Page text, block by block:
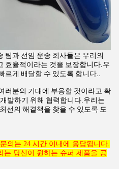
팀과 선임 운송 회사들은 우리의
효율적이라는 것을 보장합니다.우
르게 배달할 수 있도록 합니다..
러분의 기대에 부응할 것이라고 확
발하기 위해 협력합니다.우리는
선의 해결책을 찾을 수 있도록 도
의는 24 시간 이내에 응답됩니다.
는 당신이 원하는 슈퍼 제품을 공